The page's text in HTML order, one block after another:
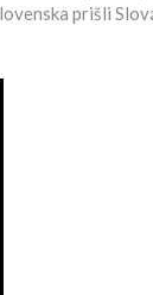
prišli